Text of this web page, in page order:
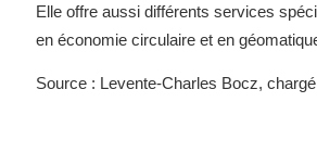
Elle offre aussi différents services
en économie circulaire et en
Source : Levente-Charles Bocz,